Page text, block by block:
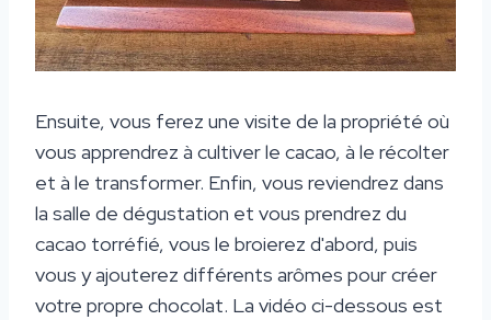
Ensuite, vous ferez une visite de la propriété où
vous apprendrez à cultiver le cacao, à le récolter
et à le transformer. Enfin, vous reviendrez dans
la salle de dégustation et vous prendrez du
cacao torréfié, vous le broierez d'abord, puis
vous y ajouterez différents arômes pour créer
votre propre chocolat. La vidéo ci-dessous est